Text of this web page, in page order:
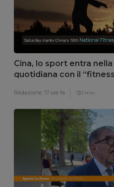
Cina, lo sport entra
quotidiana con il
Redazione, 17 ore fa 1 min